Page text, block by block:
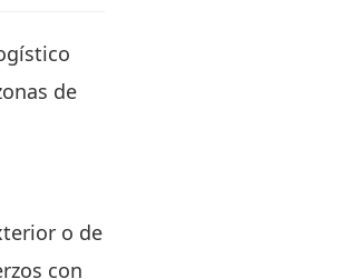
de
o de
con